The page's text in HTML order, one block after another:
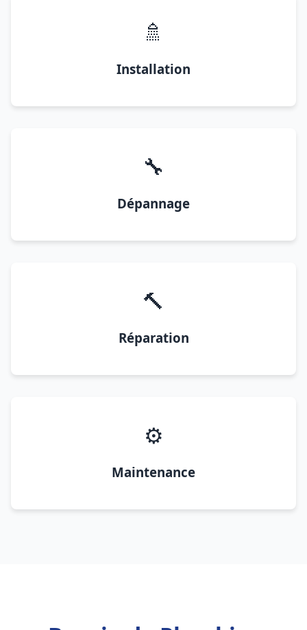
🚿
Installation
🔧
Dépannage
🔨
Réparation
⚙️
Maintenance